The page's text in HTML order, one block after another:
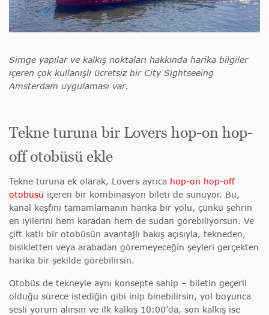
Simge yapılar ve kalkış noktaları hakkında harika bilgiler
içeren çok kullanışlı ücretsiz bir City Sightseeing
Amsterdam uygulaması var.
Tekne turuna bir Lovers hop-on hop-
off otobüsü ekle
Tekne turuna ek olarak, Lovers ayrıca hop-on hop-off
otobüsü içeren bir kombinasyon bileti de sunuyor. Bu,
kanal keşfini tamamlamanın harika bir yolu, çünkü şehrin
en iyilerini hem karadan hem de sudan görebiliyorsun. Ve
çift katlı bir otobüsün avantajlı bakış açısıyla, tekneden,
bisikletten veya arabadan göremeyeceğin şeyleri gerçekten
harika bir şekilde görebilirsin.
Otobüs de tekneyle aynı konsepte sahip – biletin geçerli
olduğu sürece istediğin gibi inip binebilirsin, yol boyunca
sesli yorum alırsın ve ilk kalkış 10:00’da, son kalkış ise